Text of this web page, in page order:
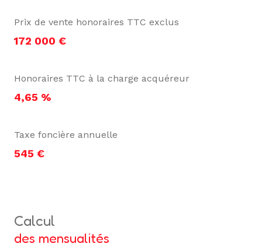
Prix de vente honoraires TTC exclus
172 000 €
Honoraires TTC à la charge acquéreur
4,65 %
Taxe foncière annuelle
545 €
calcul
des mensualités